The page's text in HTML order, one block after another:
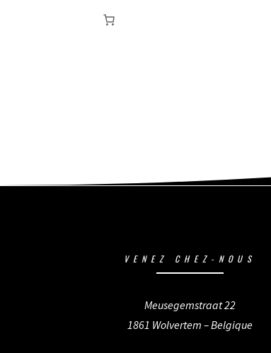
VENEZ CHEZ-NOUS
Meusegemstraat 22
1861 Wolvertem – Belgique